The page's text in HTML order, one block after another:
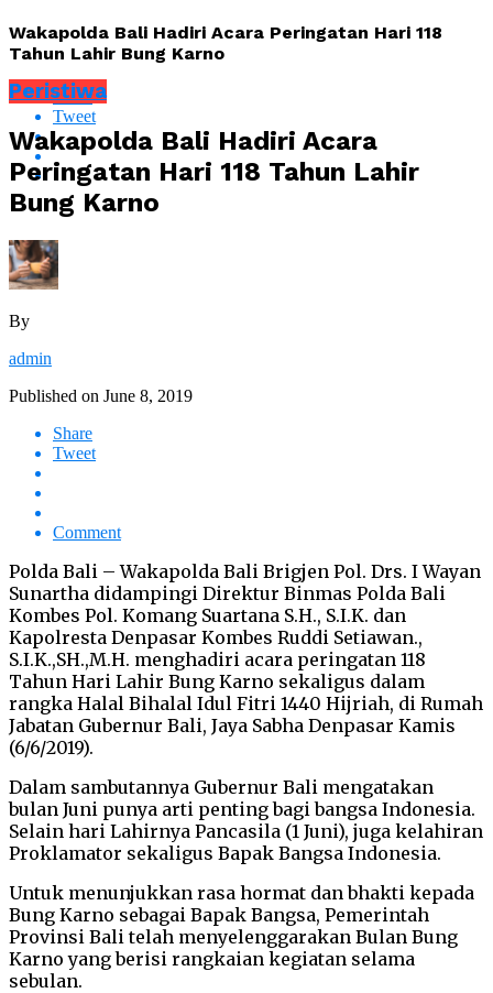
Wakapolda Bali Hadiri Acara Peringatan Hari 118
Tahun Lahir Bung Karno
Share
Tweet
Peristiwa
Wakapolda Bali Hadiri Acara
Peringatan Hari 118 Tahun Lahir
Bung Karno
By
admin
Published on June 8, 2019
Share
Tweet
Comment
Polda Bali – Wakapolda Bali Brigjen Pol. Drs. I Wayan
Sunartha didampingi Direktur Binmas Polda Bali
Kombes Pol. Komang Suartana S.H., S.I.K. dan
Kapolresta Denpasar Kombes Ruddi Setiawan.,
S.I.K.,SH.,M.H. menghadiri acara peringatan 118
Tahun Hari Lahir Bung Karno sekaligus dalam
rangka Halal Bihalal Idul Fitri 1440 Hijriah, di Rumah
Jabatan Gubernur Bali, Jaya Sabha Denpasar Kamis
(6/6/2019).
Dalam sambutannya Gubernur Bali mengatakan
bulan Juni punya arti penting bagi bangsa Indonesia.
Selain hari Lahirnya Pancasila (1 Juni), juga kelahiran
Proklamator sekaligus Bapak Bangsa Indonesia.
Untuk menunjukkan rasa hormat dan bhakti kepada
Bung Karno sebagai Bapak Bangsa, Pemerintah
Provinsi Bali telah menyelenggarakan Bulan Bung
Karno yang berisi rangkaian kegiatan selama
sebulan.